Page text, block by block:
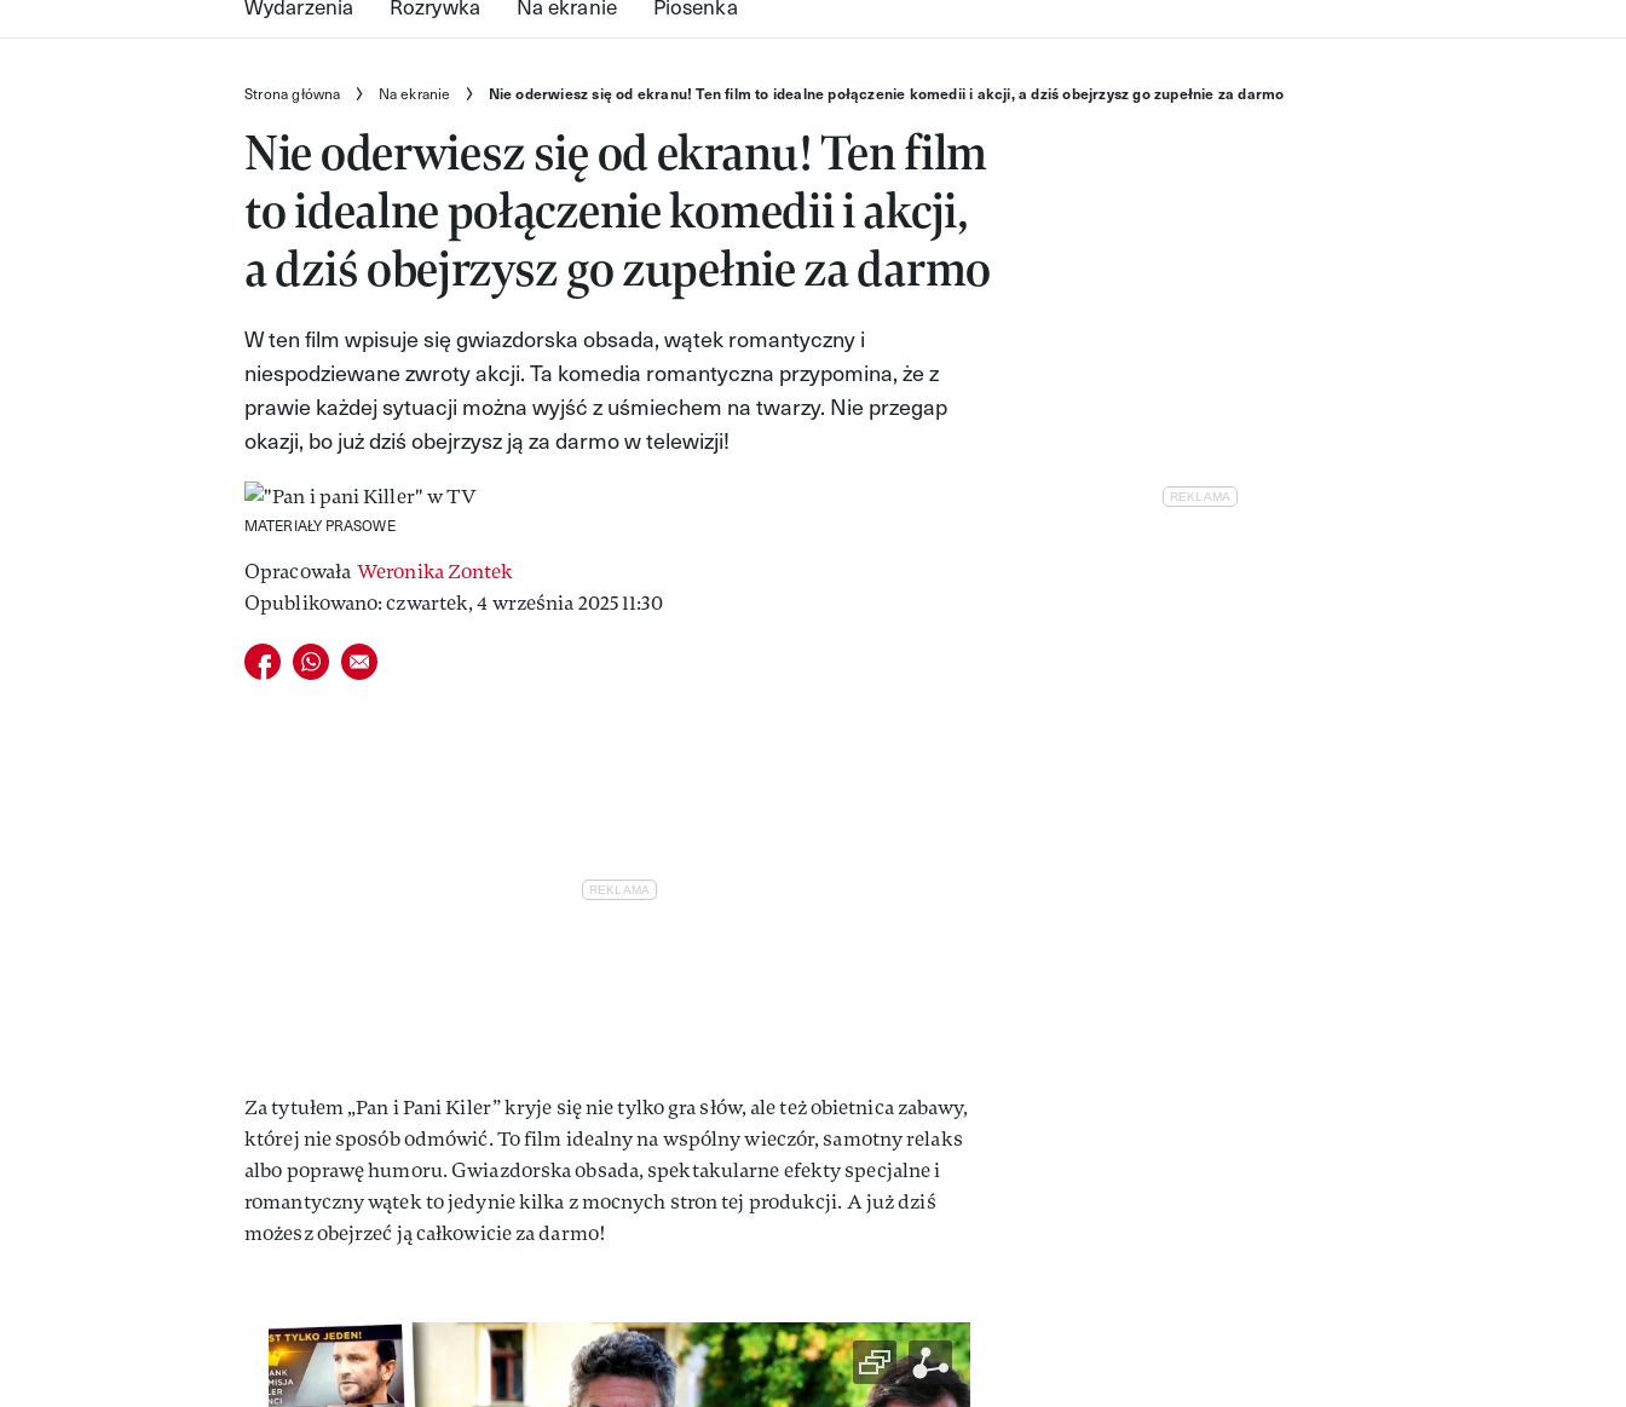
Strona główna Na ekranie Nie oderwiesz się od ekranu! Ten film to idealne połączenie komedii i akcji, a dziś obejrzysz go zupełnie za darmo
Nie oderwiesz się od ekranu! Ten film
to idealne połączenie komedii i akcji,
a dziś obejrzysz go zupełnie za darmo
W ten film wpisuje się gwiazdorska obsada, wątek romantyczny i
niespodziewane zwroty akcji. Ta komedia romantyczna przypomina, że z
prawie każdej sytuacji można wyjść z uśmiechem na twarzy. Nie przegap
okazji, bo już dziś obejrzysz ją za darmo w telewizji!
MATERIAŁY PRASOWE
Opracowała Weronika Zontek
Opublikowano: czwartek, 4 września 2025 11:30
Udostępnij na facebook
Udostępnij na whatsapp
E-mail do przyjaciela
Za tytułem „Pan i Pani Kiler” kryje się nie tylko gra słów, ale też obietnica zabawy,
której nie sposób odmówić. To film idealny na wspólny wieczór, samotny relaks
albo poprawę humoru. Gwiazdorska obsada, spektakularne efekty specjalne i
romantyczny wątek to jedynie kilka z mocnych stron tej produkcji. A już dziś
możesz obejrzeć ją całkowicie za darmo!